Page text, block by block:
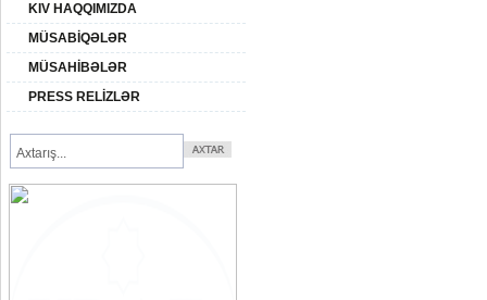
KIV HAQQIMIZDA
MÜSABİQƏLƏR
MÜSAHİBƏLƏR
PRESS RELİZLƏR